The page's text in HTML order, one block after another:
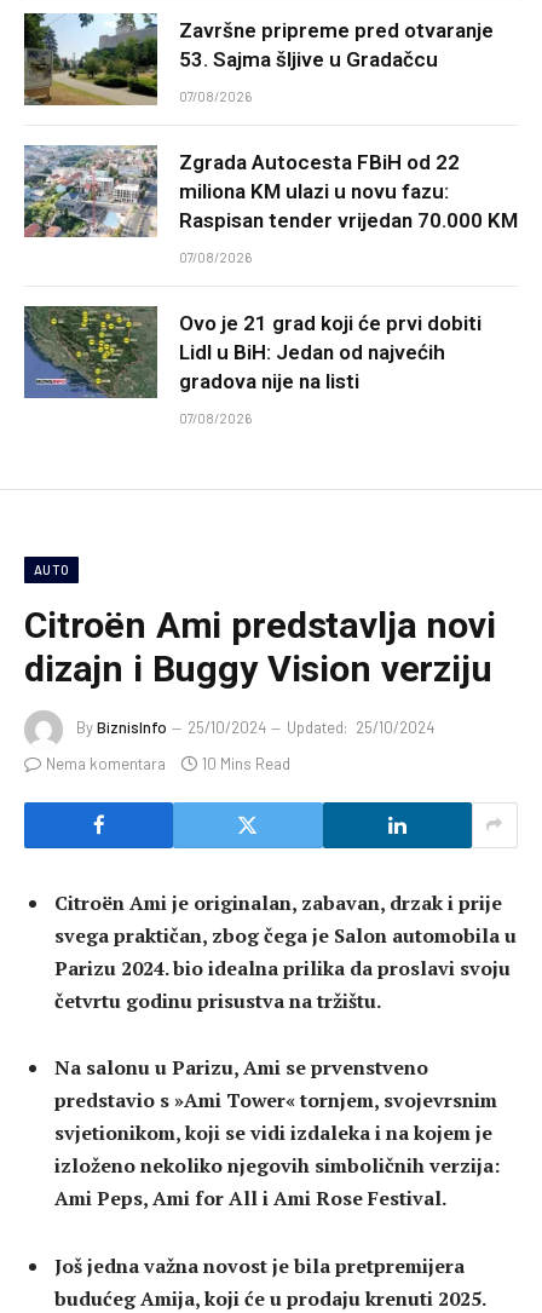
Završne pripreme pred otvaranje
53. Sajma šljive u Gradačcu
07/08/2026
Zgrada Autocesta FBiH od 22
miliona KM ulazi u novu fazu:
Raspisan tender vrijedan 70.000 KM
07/08/2026
Ovo je 21 grad koji će prvi dobiti
Lidl u BiH: Jedan od najvećih
gradova nije na listi
07/08/2026
AUTO
Citroën Ami predstavlja novi
dizajn i Buggy Vision verziju
ByBiznisInfo 25/10/2024 Updated: 25/10/2024
Nema komentara
10 Mins Read
Citroën Ami je originalan, zabavan, drzak i prije
svega praktičan, zbog čega je Salon automobila u
Parizu 2024. bio idealna prilika da proslavi svoju
četvrtu godinu prisustva na tržištu.
Na salonu u Parizu, Ami se prvenstveno
predstavio s »Ami Tower« tornjem, svojevrsnim
svjetionikom, koji se vidi izdaleka i na kojem je
izloženo nekoliko njegovih simboličnih verzija:
Ami Peps, Ami for All i Ami Rose Festival.
Još jedna važna novost je bila pretpremijera
budućeg Amija, koji će u prodaju krenuti 2025.